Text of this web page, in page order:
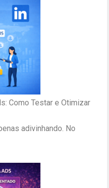
Como Testar e Otimizar
adivinhando. No